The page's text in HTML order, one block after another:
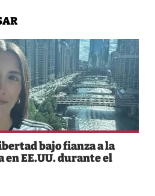
bajo fianza a la
EE.UU. durante el